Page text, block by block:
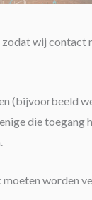
wij contact
(bijvoorbeeld
die
moeten worden